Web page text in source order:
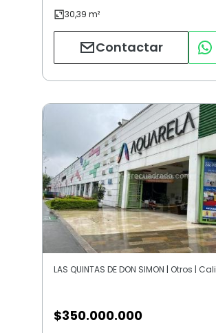
Contactar
LAS QUINTAS DE DON SIMON | Otros | Cali
$350.000.000